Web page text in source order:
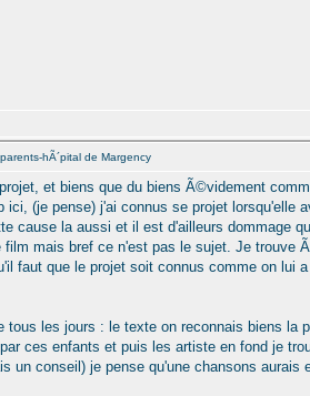
hÃ´pital de Margency
et biens que du biens Ã©videment
ici, (je pense) j'ai connus se projet lorsqu'elle
cause la aussi et il est d'ailleurs dommage
film mais bref ce n'est pas le sujet. Je trouve
faut que le projet soit connus comme on lui
tous les jours : le texte on reconnais biens la
ces enfants et puis les artiste en fond je
un conseil) je pense qu'une chansons aurais